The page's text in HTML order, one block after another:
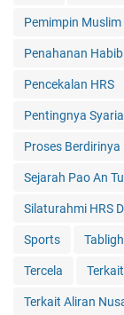
Pemimpin
Penahanan
Pencekalan HRS
Pentingnya
Proses Berdirinya
Sejarah Pao An
Silaturahmi HRS
Sports
Tercela
Terkait Aliran